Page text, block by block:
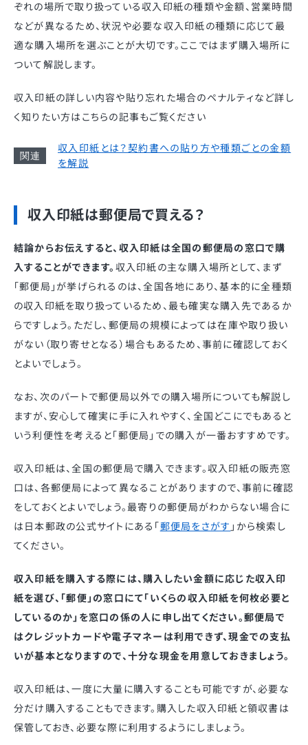
ぞれの場所で取り扱っている収入印紙の種類や金額、営業時間
などが異なるため、状況や必要な収入印紙の種類に応じて最
適な購入場所を選ぶことが大切です。ここではまず購入場所に
ついて解説します。
収入印紙の詳しい内容や貼り忘れた場合のペナルティなど詳し
く知りたい方はこちらの記事もご覧ください
収入印紙とは？契約書への貼り方や種類ごとの金額
を解説
収入印紙は郵便局で買える？
結論からお伝えすると、収入印紙は全国の郵便局の窓口で購
入することができます。 収入印紙の主な購入場所として、まず
「郵便局」が挙げられるのは、全国各地にあり、基本的に全種類
の収入印紙を取り扱っているため、最も確実な購入先であるか
らですしょう。ただし、郵便局の規模によっては在庫や取り扱い
がない（取り寄せとなる）場合もあるため、事前に確認しておく
とよいでしょう。
なお、次のパートで郵便局以外での購入場所についても解説し
ますが、安心して確実に手に入れやすく、全国どこにでもあると
いう利便性を考えると「郵便局」での購入が一番おすすめです。
収入印紙は、全国の郵便局で購入できます。収入印紙の販売窓
口は、各郵便局によって異なることがありますので、事前に確認
をしておくとよいでしょう。最寄りの郵便局がわからない場合に
は日本郵政の公式サイトにある「郵便局をさがす 」から検索し
てください。
収入印紙を購入する際には、購入したい金額に応じた収入印
紙を選び、「郵便」の窓口にて「いくらの収入印紙を何枚必要と
しているのか」を窓口の係の人に申し出てください。郵便局で
はクレジットカードや電子マネーは利用できず、現金での支払
いが基本となりますので、十分な現金を用意しておきましょう。
収入印紙は、一度に大量に購入することも可能ですが、必要な
分だけ購入することもできます。購入した収入印紙と領収書は
保管しておき、必要な際に利用するようにしましょう。